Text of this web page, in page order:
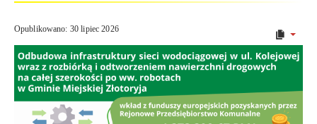
Opublikowano: 30 lipiec 2026